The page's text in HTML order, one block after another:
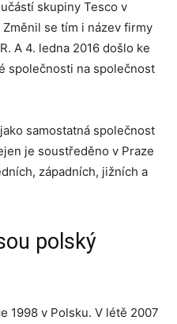
skupiny Tesco v
Změnil se tím i název firmy
A 4. ledna 2016 došlo ke
společnosti na společnost
samostatná společnost
je soustředěno v Praze
západních, jižních a
polský
1998 v Polsku. V létě 2007